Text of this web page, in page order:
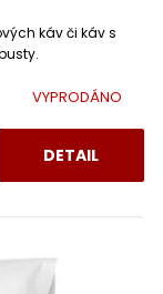
VYPRODÁNO
DETAIL
káv či káv s